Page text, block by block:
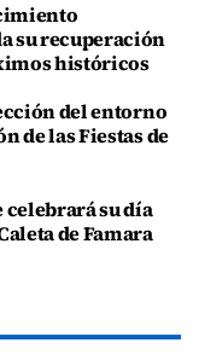
su recuperación
históricos
del entorno
de las Fiestas de
celebrará su día
de Famara